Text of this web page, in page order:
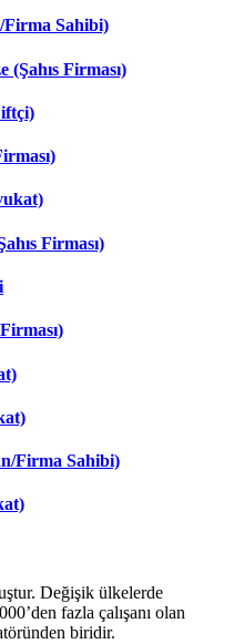
Firma Sahibi)
Firması)
Firması)
Firma Sahibi)
Değişik ülkelerde
fazla çalışanı olan
biridir.